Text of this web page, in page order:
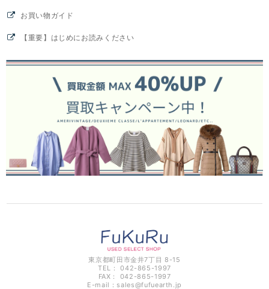
お買い物ガイド
【重要】はじめにお読みください
東京都町田市金井7丁目 8-15
TEL： 042-865-1997
FAX： 042-865-1997
E-mail： sales@fufuearth.jp